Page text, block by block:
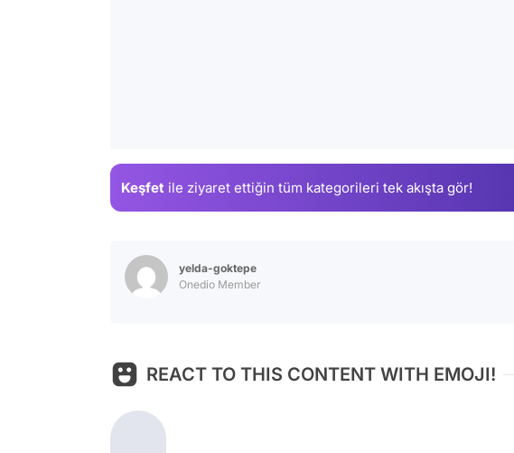
Keşfet ile ziyaret ettiğin tüm kategorileri tek akışta gör!
yelda-goktepe
Onedio Member
REACT TO THIS CONTENT WITH EMOJI!